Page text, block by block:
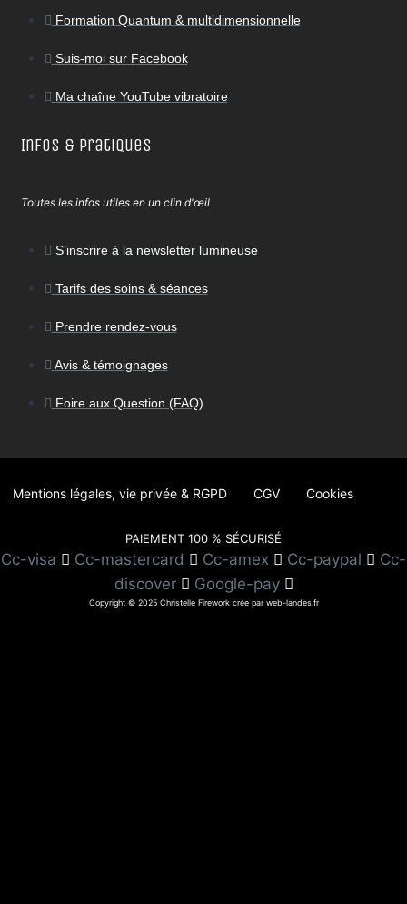
Formation Quantum & multidimensionnelle
Suis-moi sur Facebook
Ma chaîne YouTube vibratoire
Infos & Pratiques
Toutes les infos utiles en un clin d'œil
S’inscrire à la newsletter lumineuse
Tarifs des soins & séances
Prendre rendez-vous
Avis & témoignages
Foire aux Question (FAQ)
Mentions légales, vie privée & RGPD CGV Cookies
PAIEMENT 100 % SÉCURISÉ
Cc-visa Cc-mastercard Cc-amex Cc-paypal
Cc-
discover
Google-pay
Copyright © 2025 Christelle Firework crée par web-landes.fr